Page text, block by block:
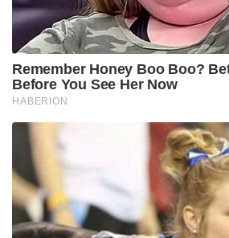
Remember Honey Boo Boo?
Before You See Her Now
HABERION